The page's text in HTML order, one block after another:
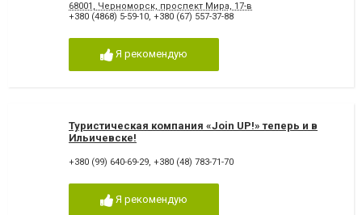
68001, Черноморск, проспект Мира, 17-в
+380 (4868) 5-59-10, +380 (67) 557-37-88
Я рекомендую
Туристическая компания «Join UP!» теперь и в
Ильичевске!
+380 (99) 640-69-29, +380 (48) 783-71-70
Я рекомендую